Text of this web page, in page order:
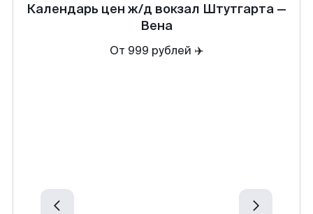
Календарь цен ж/д вокзал Штутгарта —
Вена
От 999 рублей ✈️